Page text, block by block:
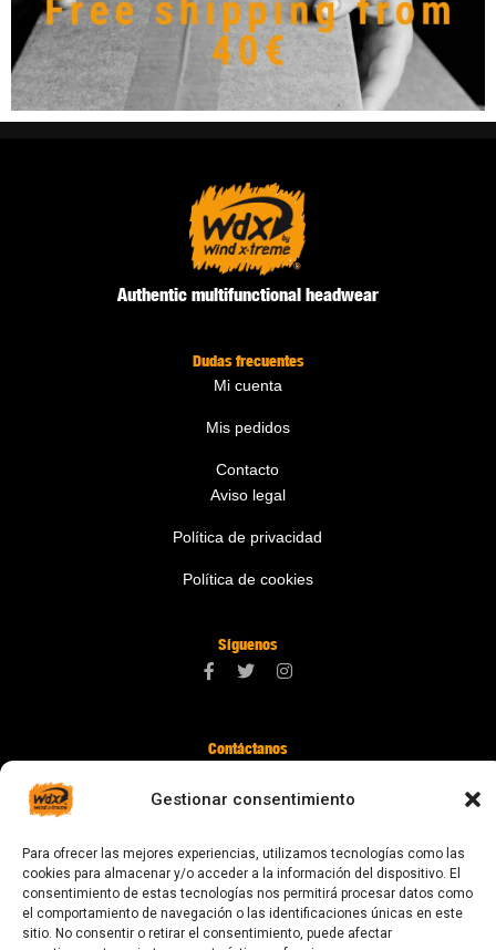
Gestionar consentimiento
Para ofrecer las mejores experiencias, utilizamos tecnologías como las
cookies para almacenar y/o acceder a la información del dispositivo. El
consentimiento de estas tecnologías nos permitirá procesar datos como
el comportamiento de navegación o las identificaciones únicas en este
sitio. No consentir o retirar el consentimiento, puede afectar
Authentic multifunctional headwear
Dudas frecuentes
Mi cuenta
Mis pedidos
Contacto
Aviso legal
Política de privacidad
Política de cookies
Síguenos
Contáctanos
08024 Barcelona
© 2023 Todos los derechos reservados